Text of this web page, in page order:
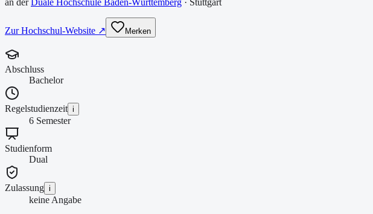
Zur Hochschul-Website ↗ Merken
Abschluss
Bachelor
Regelstudienzeit i
6 Semester
Studienform
Dual
Zulassung i
keine Angabe